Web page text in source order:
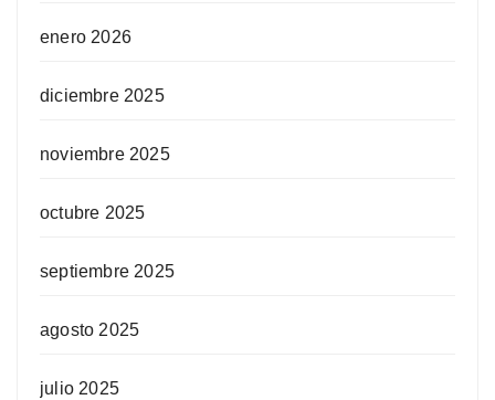
enero 2026
diciembre 2025
noviembre 2025
octubre 2025
septiembre 2025
agosto 2025
julio 2025